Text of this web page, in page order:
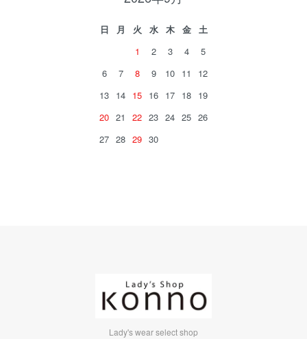
日 月 火 水 木 金
土
1
2 3 4
5
6
7 8 9 10 11
12
13 14 15 16 17 18 19
20 21 22 23 24 25 26
27 28 29 30
Lady's wear select shop